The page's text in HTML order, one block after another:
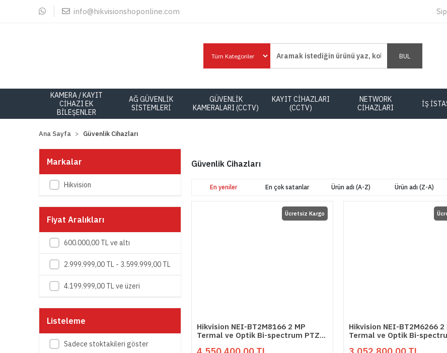
info@hikvisionshoponline.com
BUL
KAMERA / KAYIT
CİHAZI EK
BİLEŞENLER
AĞ GÜVENLİK
SİSTEMLERİ
GÜVENLİK
KAMERALARI (CCTV)
KAYIT CİHAZLARI
(CCTV)
NETWORK
CİHAZLARI
İŞ
Ana Sayfa Güvenlik Cihazları
Markalar
Hikvision
Fiyat Aralıkları
600.000,00 TL ve altı
2.999.999,00 TL - 3.599.999,00 TL
4.199.999,00 TL ve üzeri
Listeleme
Sadece stoktakileri göster
Güvenlik Cihazları
En yeniler En çok satanlar Ürün adı (A-Z) Ürün adı (Z-A)
Ücretsiz Kargo
Hikvision NEI-BT2M8166 2 MP
Termal ve Optik Bi-spectrum PTZ
Hikvision NEI-BT2M6266 2
Termal ve Optik Bi-